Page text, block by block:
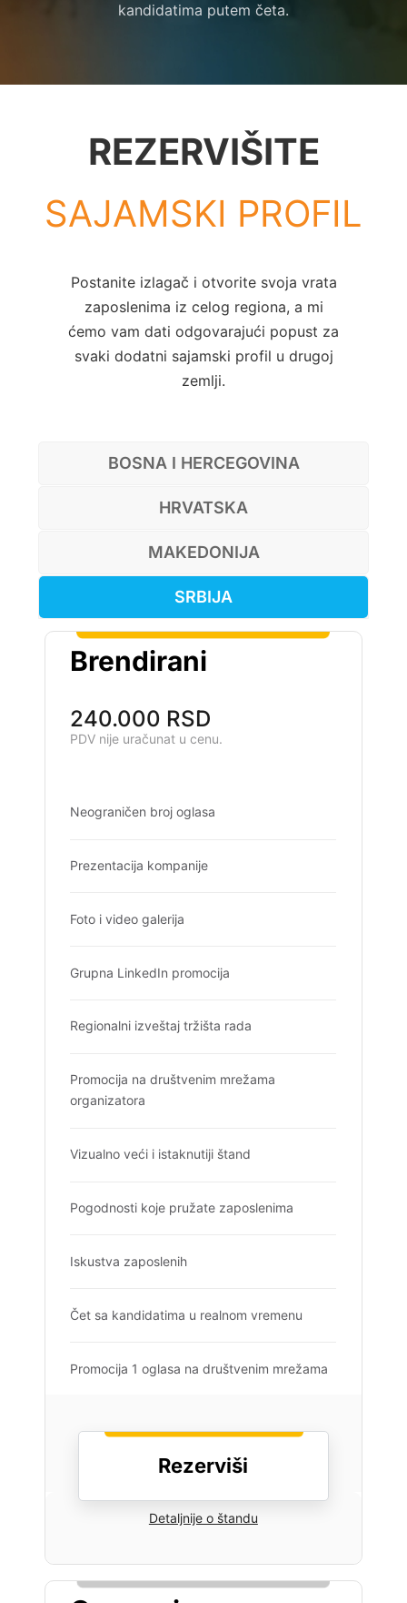
kandidatima putem četa.
REZERVIŠITE
SAJAMSKI PROFIL
Postanite izlagač i otvorite svoja vrata
zaposlenima iz celog regiona, a mi
ćemo vam dati odgovarajući popust za
svaki dodatni sajamski profil u drugoj
zemlji.
BOSNA I HERCEGOVINA
HRVATSKA
MAKEDONIJA
SRBIJA
Brendirani
240.000 RSD
PDV nije uračunat u cenu.
Neograničen broj oglasa
Prezentacija kompanije
Foto i video galerija
Grupna LinkedIn promocija
Regionalni izveštaj tržišta rada
Promocija na društvenim mrežama
organizatora
Vizualno veći i istaknutiji štand
Pogodnosti koje pružate zaposlenima
Iskustva zaposlenih
Čet sa kandidatima u realnom vremenu
Promocija 1 oglasa na društvenim mrežama
Rezerviši
Detaljnije o štandu